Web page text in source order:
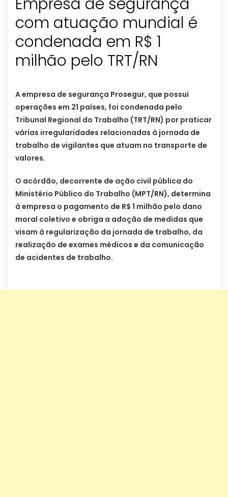
com atuação mundial é
condenada em R$ 1
milhão pelo TRT/RN
A empresa de segurança Prosegur, que possui
operações em 21 países, foi condenada pelo
Tribunal Regional do Trabalho (TRT/RN) por praticar
várias irregularidades relacionadas à jornada de
trabalho de vigilantes que atuam no transporte de
valores.
O acórdão, decorrente de ação civil pública do
Ministério Público do Trabalho (MPT/RN), determina
à empresa o pagamento de R$ 1 milhão pelo dano
moral coletivo e obriga a adoção de medidas que
visam à regularização da jornada de trabalho, da
realização de exames médicos e da comunicação
de acidentes de trabalho.